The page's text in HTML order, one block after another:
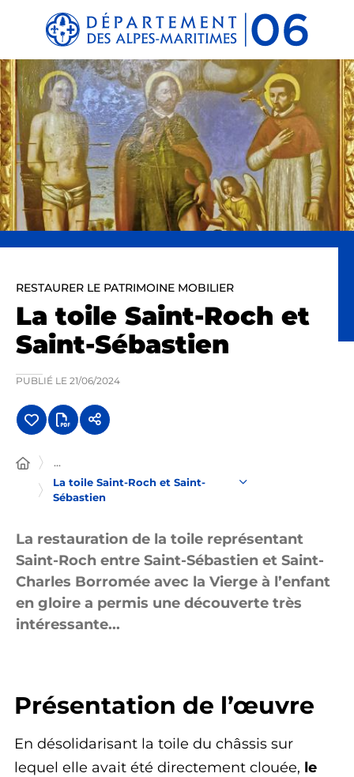
Panneau de gestion des cookies
RESTAURER LE PATRIMOINE MOBILIER
La toile Saint-Roch et
Saint-Sébastien
PUBLIÉ LE 21/06/2024
...
La toile Saint-Roch et Saint-
Sébastien
La restauration de la toile représentant
Saint-Roch entre Saint-Sébastien et Saint-
Charles Borromée avec la Vierge à l’enfant
en gloire a permis une découverte très
intéressante...
Présentation de l’œuvre
En désolidarisant la toile du châssis sur
lequel elle avait été directement clouée, le